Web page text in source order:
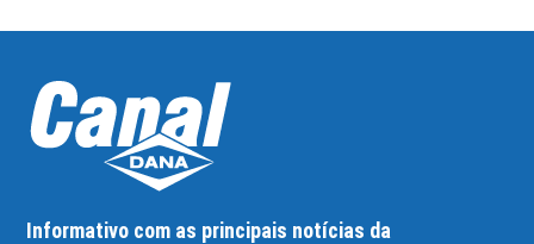
Informativo com as principais notícias da